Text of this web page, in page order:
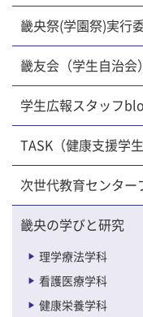
畿央祭(学園祭)実行
畿友会（学生自治会
学生広報スタッフ
TASK（健康支援学
次世代教育センター
畿央の学びと研究
理学療法学科
看護医療学科
健康栄養学科